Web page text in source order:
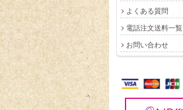
よくある質問
電話注文送料一覧
お問い合わせ